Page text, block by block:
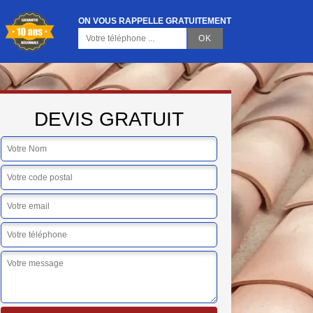
ON VOUS RAPPELLE GRATUITEMENT
DEVIS GRATUIT